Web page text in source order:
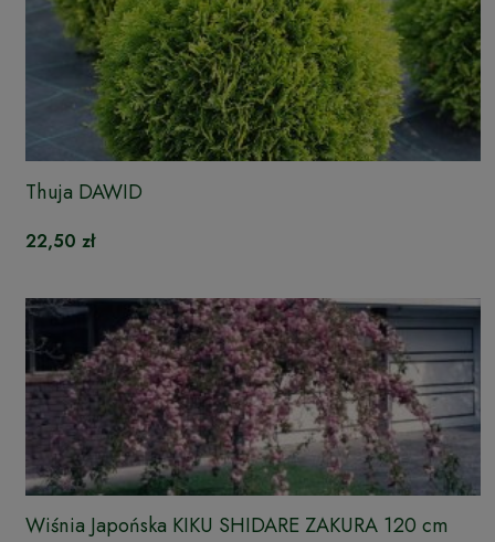
Thuja DAWID
22,50 zł
Wiśnia Japońska KIKU SHIDARE ZAKURA 120 cm